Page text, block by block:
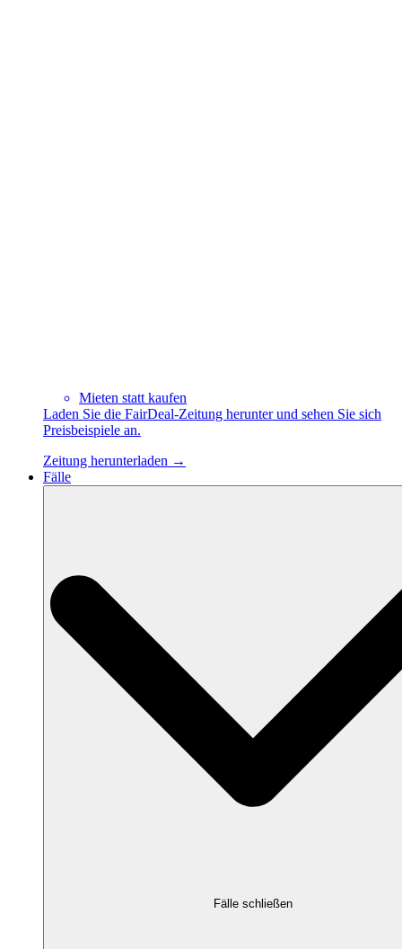
Mieten statt kaufen
Laden Sie die FairDeal-Zeitung herunter und sehen Sie sich
Preisbeispiele an.
Zeitung herunterladen →
Fälle
Fälle schließen